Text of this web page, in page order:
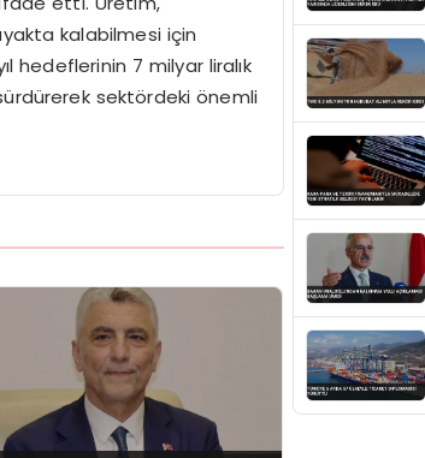
kalabilmesi için
hedeflerinin 7 milyar liralık
sektördeki önemli